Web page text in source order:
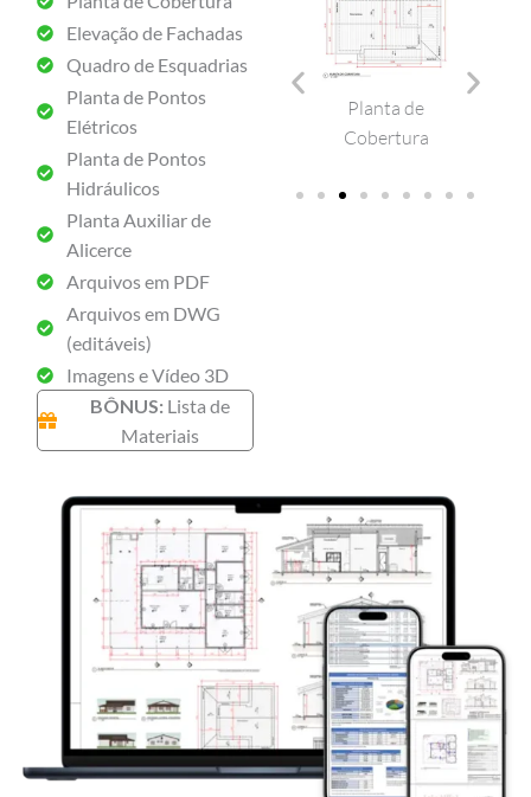
Elevação de Fachadas
Quadro de Esquadrias
Planta de Pontos
Elétricos
Planta de Pontos
Hidráulicos
Planta Auxiliar de
Alicerce
Arquivos em PDF
Arquivos em DWG
(editáveis)
Imagens e Vídeo 3D
BÔNUS: Lista de
Materiais
Planta Baixa
Cortes Internos
Planta de
Cobertura
Elevação de